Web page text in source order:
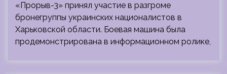
«Прорыв-3» принял участие в разгроме
бронегруппы украинских националистов в
Харьковской области. Боевая машина была
продемонстрирована в информационном ролике,